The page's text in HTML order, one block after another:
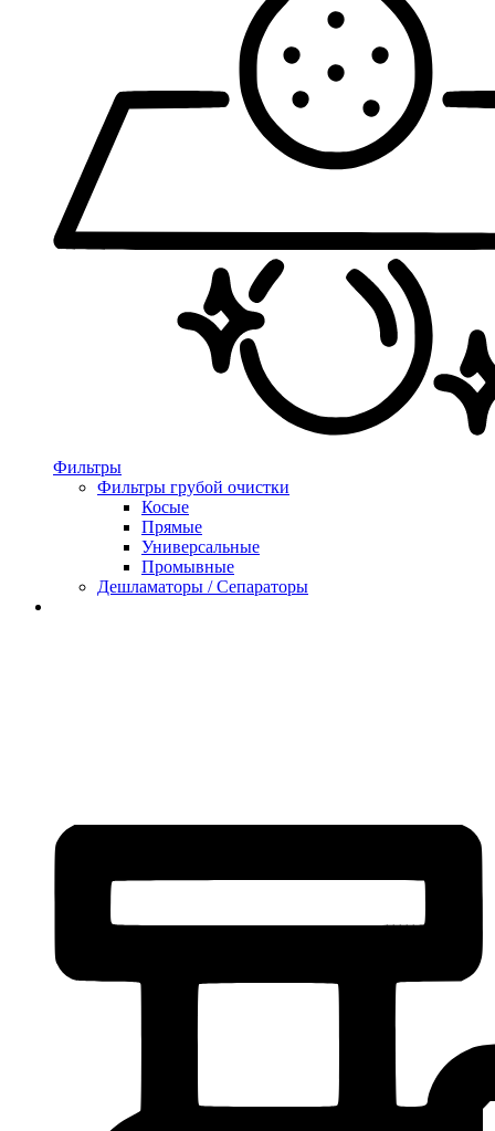
Фильтры
Фильтры грубой очистки
Косые
Прямые
Универсальные
Промывные
Дешламаторы / Сепараторы